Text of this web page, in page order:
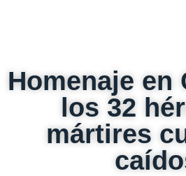
Homenaje en
los 32
mártires